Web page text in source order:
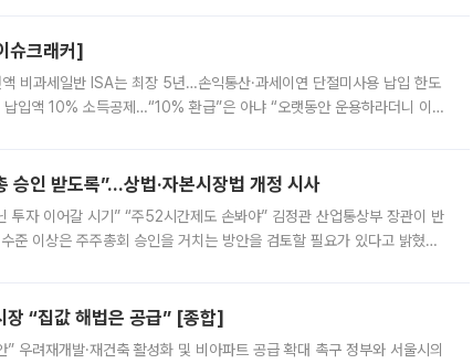
슈크래커]
비과세일반 ISA는 최장 5년…손익통산·과세이연 단절미사용 납입 한도
입액 10% 소득공제…“10% 환급”은 아냐 “오랫동안 운용하라더니 이제
승인 받도록”…상법·자본시장법 개정 시사
투자 이어갈 시기” “주52시간제도 손봐야” 김정관 산업통상부 장관이 반
준 이상은 주주총회 승인을 거치는 방안을 검토할 필요가 있다고 밝혔다.
“집값 해법은 공급” [종합]
우려재개발·재건축 활성화 및 비아파트 공급 확대 촉구 정부와 서울시의